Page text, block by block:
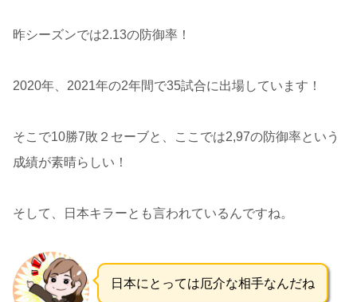
昨シーズンでは2.13の防御率！
2020年、2021年の2年間で35試合に出場しています！
そこで10勝7敗２セーブと、ここでは2,97の防御率という
成績が素晴らしい！
そして、日本キラーとも言われているんですね。
日本にとっては厄介な相手なんだね